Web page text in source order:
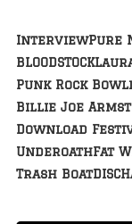
InterviewPure
BLOODSTOCK
Punk Rock
Billie Joe
Download
UnderoathFat
Trash Boat